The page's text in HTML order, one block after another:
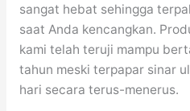
sangat hebat sehingga
saat Anda kencangkan.
kami telah teruji mampu
tahun meski terpapar sinar
hari secara terus-menerus.